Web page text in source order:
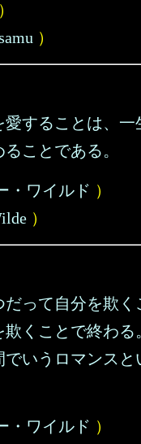
）
）
愛することは、一
ことである。
・ワイルド ）
）
って自分を欺く
くことで終わる
でいうロマンスと
・ワイルド ）